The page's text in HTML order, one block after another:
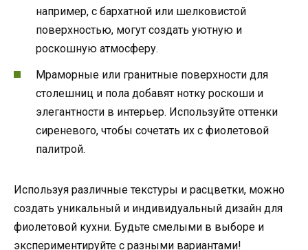
например, с бархатной или шелковистой
поверхностью, могут создать уютную и
роскошную атмосферу.
Мраморные или гранитные поверхности для
столешниц и пола добавят нотку роскоши и
элегантности в интерьер. Используйте оттенки
сиреневого, чтобы сочетать их с фиолетовой
палитрой.
Используя различные текстуры и расцветки, можно
создать уникальный и индивидуальный дизайн для
фиолетовой кухни. Будьте смелыми в выборе и
экспериментируйте с разными вариантами!